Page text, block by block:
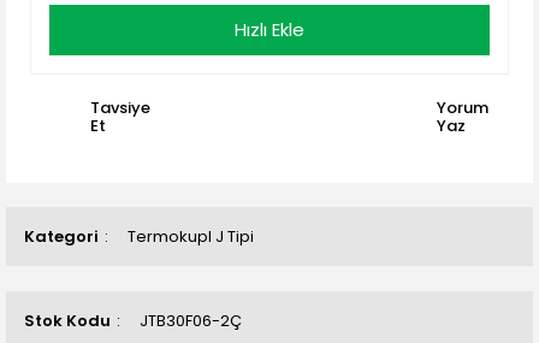
Kategori Termokupl J Tipi
Stok Kodu JTB30F06-2Ç
Hızlı Ekle
Tavsiye
Et
Yorum
Yaz